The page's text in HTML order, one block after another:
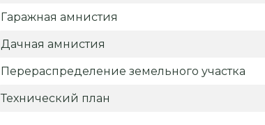
Гаражная амнистия
Дачная амнистия
Перераспределение земельного участка
Технический план